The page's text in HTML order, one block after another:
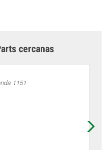
cercanas
1151